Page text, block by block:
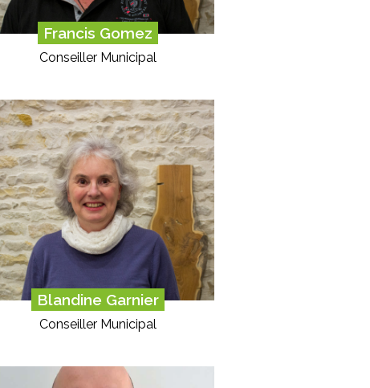
Francis Gomez
Conseiller Municipal
Blandine Garnier
Conseiller Municipal